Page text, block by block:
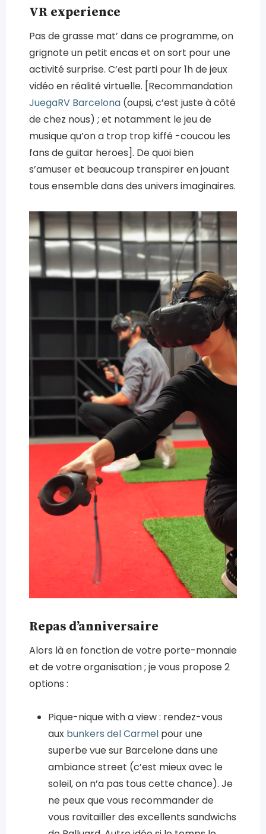
VR experience
Pas de grasse mat’ dans ce programme, on
grignote un petit encas et on sort pour une
activité surprise. C’est parti pour 1h de jeux
vidéo en réalité virtuelle. [Recommandation
JuegaRV Barcelona(oupsi, c’est juste à côté
de chez nous) ; et notamment le jeu de
musique qu’on a trop trop kiffé -coucou les
fans de guitar heroes]. De quoi bien
s’amuser et beaucoup transpirer en jouant
tous ensemble dans des univers imaginaires.
Repas d’anniversaire
Alors là en fonction de votre porte-monnaie
et de votre organisation ; je vous propose 2
options :
Pique-nique with a view : rendez-vous
aux bunkers del Carmelpour une
superbe vue sur Barcelone dans une
ambiance street (c’est mieux avec le
soleil, on n’a pas tous cette chance). Je
ne peux que vous recommander de
vous ravitailler des excellents sandwichs